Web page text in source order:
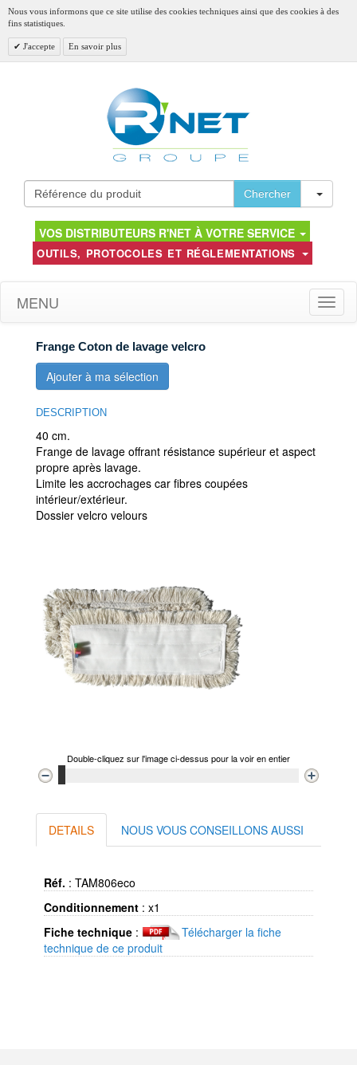
Nous vous informons que ce site utilise des cookies techniques ainsi que des cookies à des
fins statistiques.
J'accepte En savoir plus
Chercher
VOS DISTRIBUTEURS R'NET À VOTRE SERVICE
OUTILS, PROTOCOLES ET RÉGLEMENTATIONS
Toggle
MENU
Frange Coton de lavage velcro
Ajouter à ma sélection
DESCRIPTION
40 cm.
Frange de lavage offrant résistance supérieur et aspect
propre après lavage.
Limite les accrochages car fibres coupées
intérieur/extérieur.
Dossier velcro velours
Double-cliquez sur l'image ci-dessus pour la voir en entier
DETAILS NOUS VOUS CONSEILLONS AUSSI
Réf. : TAM806eco
Conditionnement : x1
Fiche technique :
Télécharger la fiche
technique de ce produit